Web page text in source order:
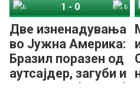
Две изненадувања
во Јужна Америка:
Бразил поразен од
аутсајдер, загуби и
Аргентина (ВИДЕО)
1-0